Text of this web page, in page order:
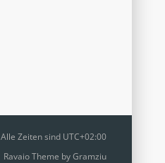
Alle Zeiten sind UTC+02:00
Ravaio Theme byGramziu